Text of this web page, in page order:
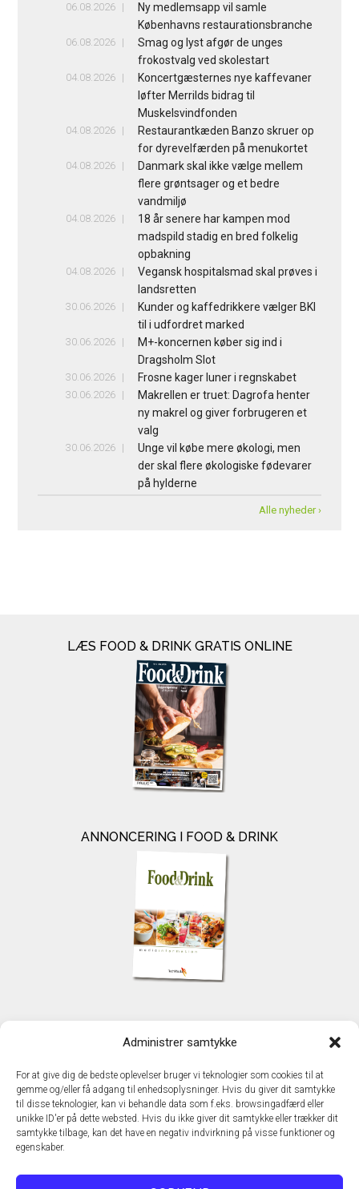
Administrer samtykke
For at give dig de bedste oplevelser bruger vi teknologier som cookies til at
gemme og/eller få adgang til enhedsoplysninger. Hvis du giver dit samtykke
til disse teknologier, kan vi behandle data som f.eks. browsingadfærd eller
unikke ID'er på dette websted. Hvis du ikke giver dit samtykke eller trækker dit
samtykke tilbage, kan det have en negativ indvirkning på visse funktioner og
egenskaber.
06.08.2026
Ny medlemsapp vil samle
Københavns restaurationsbranche
06.08.2026
Smag og lyst afgør de unges
frokostvalg ved skolestart
04.08.2026
Koncertgæsternes nye kaffevaner
løfter Merrilds bidrag til
Muskelsvindfonden
04.08.2026
Restaurantkæden Banzo skruer op
for dyrevelfærden på menukortet
04.08.2026
Danmark skal ikke vælge mellem
flere grøntsager og et bedre
vandmiljø
04.08.2026
18 år senere har kampen mod
madspild stadig en bred folkelig
opbakning
04.08.2026
Vegansk hospitalsmad skal prøves i
landsretten
30.06.2026
Kunder og kaffedrikkere vælger BKI
til i udfordret marked
30.06.2026
M+-koncernen køber sig ind i
Dragsholm Slot
30.06.2026 Frosne kager luner i regnskabet
30.06.2026
Makrellen er truet: Dagrofa henter
ny makrel og giver forbrugeren et
valg
30.06.2026
Unge vil købe mere økologi, men
der skal flere økologiske fødevarer
på hylderne
Alle nyheder ›
LÆS FOOD & DRINK GRATIS ONLINE
ANNONCERING I FOOD & DRINK
TechMedia A/S
DK – 2600 Glostrup
www.techmedia.dk
Telefon: +45 43 24 26 28
E-mail:info@techmedia.dk